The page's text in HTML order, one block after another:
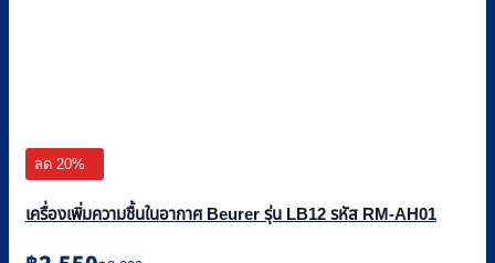
ลด 20%
เครื่องเพิ่มความชื้นในอากาศ Beurer รุ่น LB12 รหัส RM-AH01
Original
Current